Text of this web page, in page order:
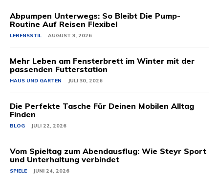
Abpumpen Unterwegs: So Bleibt Die Pump-
Routine Auf Reisen Flexibel
LEBENSSTIL AUGUST 3, 2026
Mehr Leben am Fensterbrett im Winter mit der
passenden Futterstation
HAUS UND GARTEN JULI 30, 2026
Die Perfekte Tasche Für Deinen Mobilen Alltag
Finden
BLOG JULI 22, 2026
Vom Spieltag zum Abendausflug: Wie Steyr Sport
und Unterhaltung verbindet
SPIELE JUNI 24, 2026